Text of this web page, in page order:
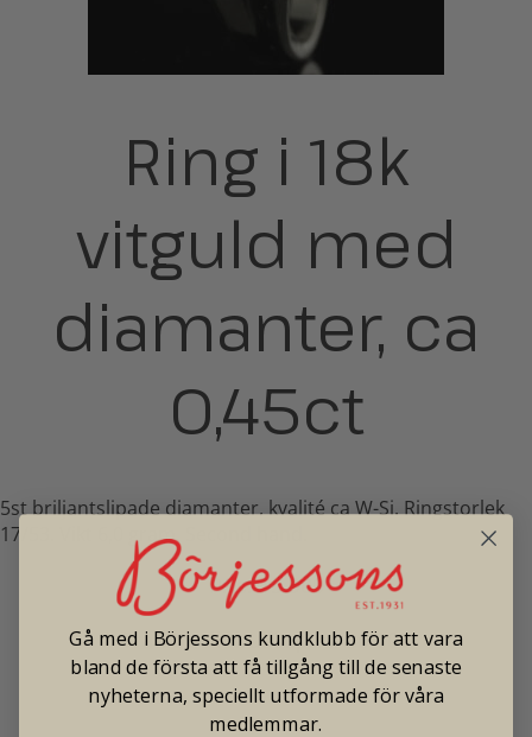
Ring i 18k
vitguld med
diamanter, ca
0,45ct
5st briljantslipade diamanter, kvalité ca W-Si. Ringstorlek
17/53. Vikt 6,0 gram. Second hand.
Pris: 15 900
Tradionellt butikspris: 30 000
Gå med i Börjessons kundklubb för att vara
bland de första att få tillgång till de senaste
nyheterna, speciellt utformade för våra
medlemmar.